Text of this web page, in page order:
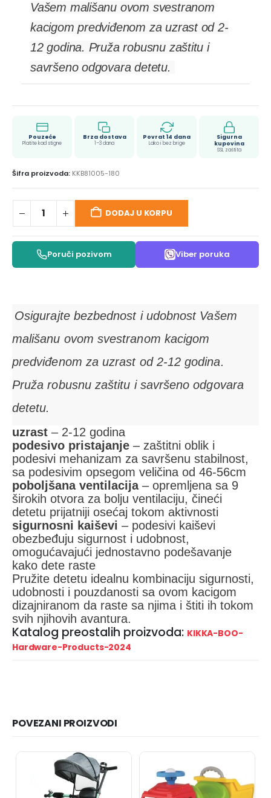
Vašem mališanu ovom svestranom
kacigom predviđenom za uzrast od 2-
12 godina. Pruža robusnu zaštitu i
savršeno odgovara detetu.
Pouzeće
Platite kad stigne
Brza dostava
1–3 dana
Povrat 14 dana
Lako i bez brige
Sigurna
kupovina
SSL zaštita
Šifra proizvoda: KKB81005-180
DODAJ U KORPU
Poruči pozivom Viber poruka
Osigurajte bezbednost i udobnost Vašem
mališanu ovom svestranom kacigom
predviđenom za uzrast od 2-12 godina.
Pruža robusnu zaštitu i savršeno odgovara
detetu.
uzrast – 2-12 godina
podesivo pristajanje – zaštitni oblik i
podesivi mehanizam za savršenu stabilnost,
sa podesivim opsegom veličina od 46-56cm
poboljšana ventilacija– opremljena sa 9
širokih otvora za bolju ventilaciju, čineći
detetu prijatniji osećaj tokom aktivnosti
sigurnosni kaiševi – podesivi kaiševi
obezbeđuju sigurnost i udobnost,
omogućavajući jednostavno podešavanje
kako dete raste
Pružite detetu idealnu kombinaciju sigurnosti,
udobnosti i pouzdanosti sa ovom kacigom
dizajniranom da raste sa njima i štiti ih tokom
svih njihovih avantura.
Katalog preostalih proizvoda: KIKKA-BOO-
Hardware-Products-2024
POVEZANI PROIZVODI